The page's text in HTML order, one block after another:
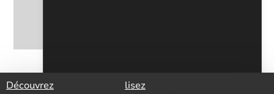
Découvrez
lisez